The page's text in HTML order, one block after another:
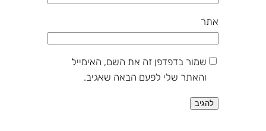
אתר
שמור בדפדפן זה את השם, האימייל
והאתר שלי לפעם הבאה שאגיב.